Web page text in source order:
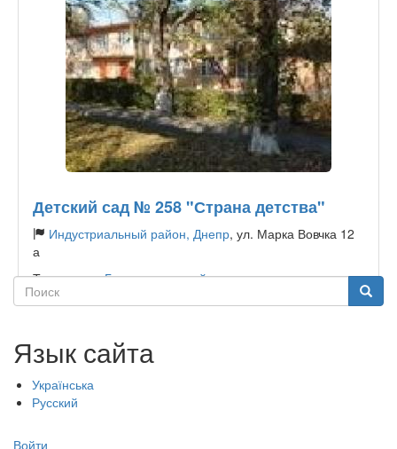
Детский сад № 258 "Страна детства"
Индустриальный район, Днепр, ул. Марка Вовчка 12
а
Тип садика:Государственный
Поиск Поиск
Язык сайта
Українська
Русский
Меню
Войти